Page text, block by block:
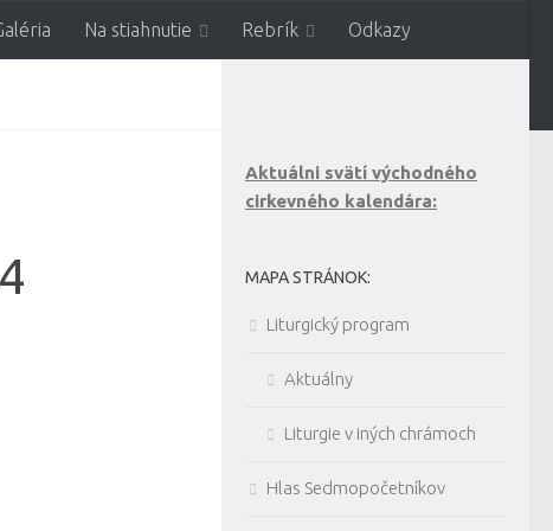
v Prievidzi
Na stiahnutie Rebrík Odkazy
Aktuálni svätí východného
cirkevného kalendára:
MAPA STRÁNOK:
Liturgický program
Aktuálny
Liturgie v iných chrámoch
Hlas Sedmopočetníkov